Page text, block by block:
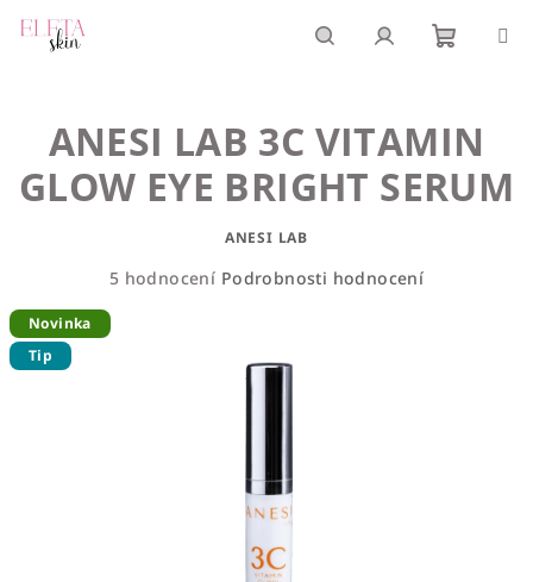
obsah
košík
ANESI LAB 3C VITAMIN
GLOW EYE BRIGHT SERUM
ANESI LAB
Průměrné
produktu
5 hodnocení Podrobnosti hodnocení
Novinka
Tip